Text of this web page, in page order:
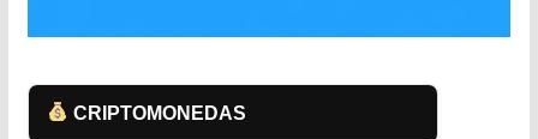
CRIPTOMONEDAS